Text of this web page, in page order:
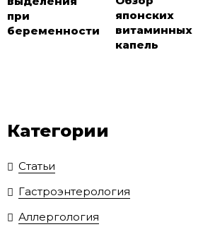
при
беременности
японских
витаминных
капель
Категории
Статьи
Гастроэнтерология
Аллергология